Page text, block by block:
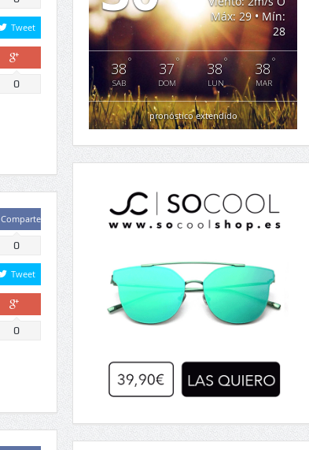
Tweet
Comparte
0
Comparte
0
Tweet
Comparte
0
Máx: 29 • Mín:
28
38°
SAB
37°
DOM
38°
LUN
38 °
MAR
pronóstico extendido